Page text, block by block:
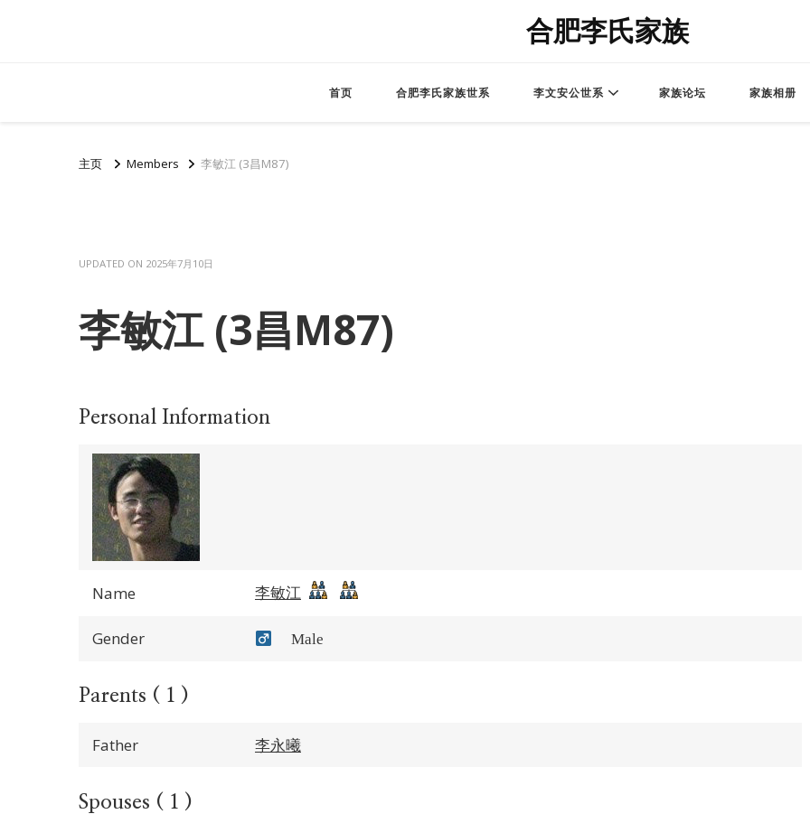
合肥李氏家族
首页 合肥李氏家族世系 李文安公世系 家族论坛 家族相册
主页 Members 李敏江 (3昌M87)
UPDATED ON 2025年7月10日
李敏江 (3昌M87)
Personal Information
Name 李敏江
Gender Male
Parents ( 1 )
Father 李永曦
Spouses ( 1 )